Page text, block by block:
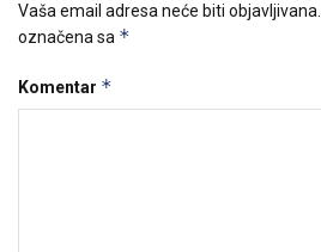
Vaša email adresa neće biti objavljivana.
označena sa *
Komentar *